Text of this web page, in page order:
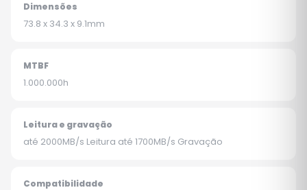
Dimensões
73.8 x 34.3 x 9.1mm
MTBF
1.000.000h
Leitura e gravação
até 2000MB/s Leitura até 1700MB/s Gravação
Compatibilidade